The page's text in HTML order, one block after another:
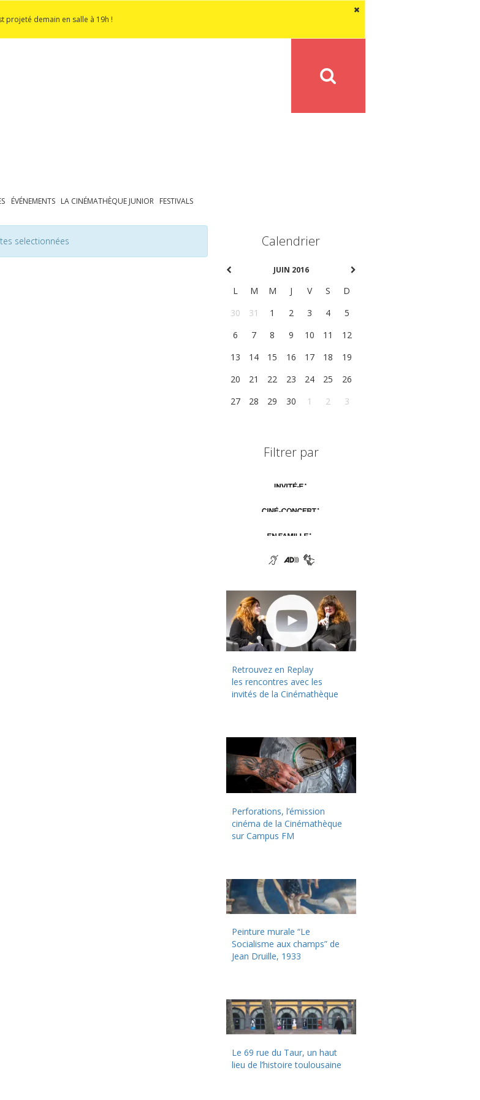
projeté demain en salle à 19h !
ÉVÉNEMENTS LA CINÉMATHÈQUE JUNIOR FESTIVALS
selectionnées Calendrier
JUIN 2016
L M M J V S
D
30
31 1 2 3 4
5
6
7 8 9 10 11
12
13
14 15 16 17 18
19
20
21 22 23 24 25
26
27
28 29 30 1 2 3
Filtrer par
Retrouvez en Replay
les rencontres avec les
invités de la Cinémathèque
Perforations, l’émission
cinéma de la Cinémathèque
sur Campus FM
Peinture murale “Le
Socialisme aux champs” de
Jean Druille, 1933
Le 69 rue du Taur, un haut
lieu de l’histoire toulousaine